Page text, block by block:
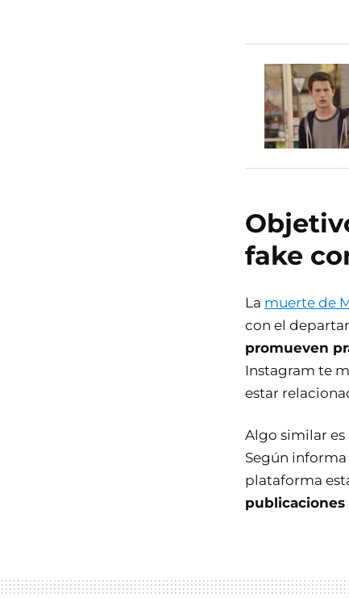
fake
La muerte de
con el
promueven
Instagram te
estar
Algo similar
Según informa
plataforma